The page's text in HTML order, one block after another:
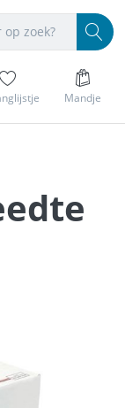
Mandje